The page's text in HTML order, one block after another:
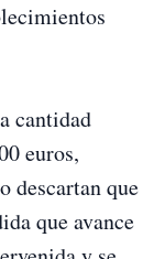
cantidad
euros,
descartan que
que avance